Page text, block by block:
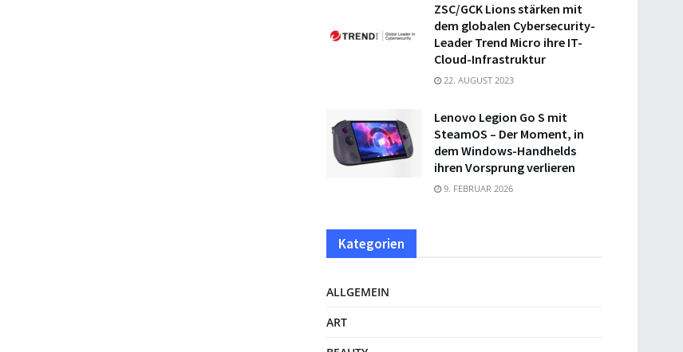
ZSC/GCK Lions stärken mit
dem globalen Cybersecurity-
Leader Trend Micro ihre IT-
Cloud-Infrastruktur
22. AUGUST 2023
Lenovo Legion Go S mit
SteamOS – Der Moment, in
dem Windows-Handhelds
ihren Vorsprung verlieren
9. FEBRUAR 2026
Kategorien
ALLGEMEIN
ART